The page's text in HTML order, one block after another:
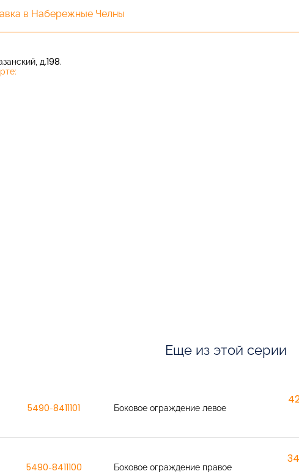
в Набережные Челны
д.198.
Еще из этой серии
5490-8411101 Боковое ограждение левое
5490-8411100 Боковое ограждение правое